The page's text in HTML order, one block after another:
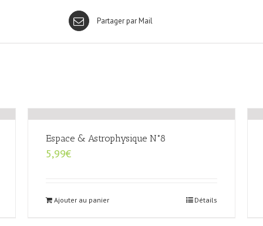
Partager par Mail
Espace & Astrophysique N°8
5,99€
Ajouter au panier Détails